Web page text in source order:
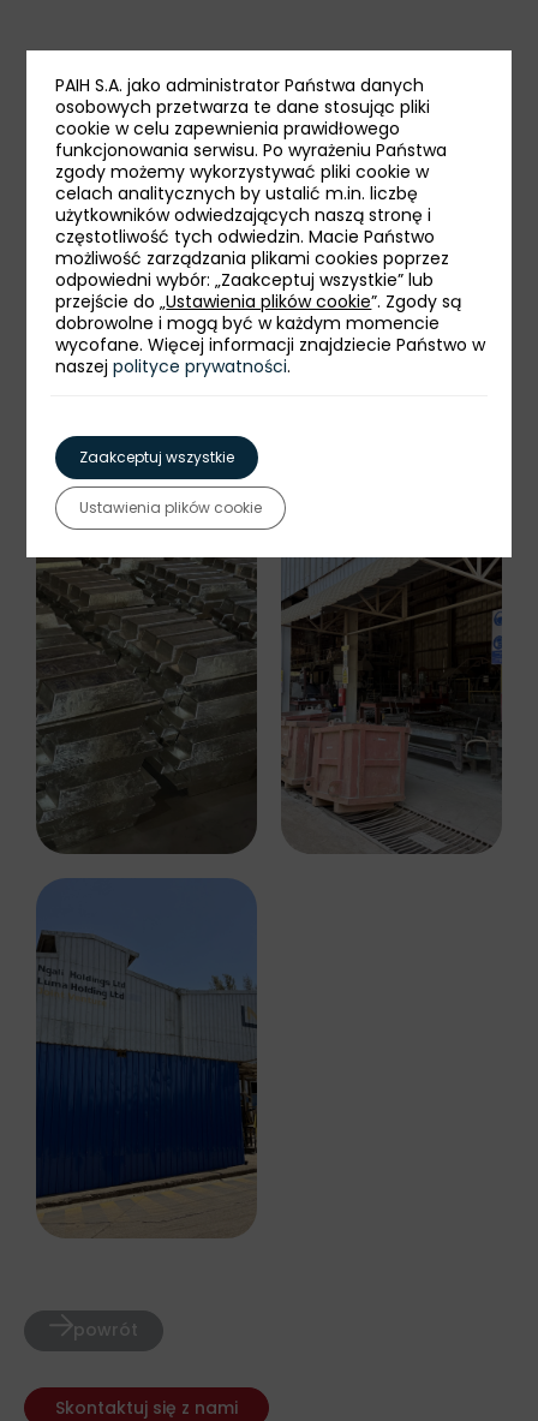
Galeria zdjęć:
powrót
Skontaktuj się z nami
PAIH S.A. jako administrator Państwa danych
osobowych przetwarza te dane stosując pliki
cookie w celu zapewnienia prawidłowego
funkcjonowania serwisu. Po wyrażeniu Państwa
zgody możemy wykorzystywać pliki cookie w
celach analitycznych by ustalić m.in. liczbę
użytkowników odwiedzających naszą stronę i
częstotliwość tych odwiedzin. Macie Państwo
możliwość zarządzania plikami cookies poprzez
odpowiedni wybór: „Zaakceptuj wszystkie” lub
przejście do „Ustawienia plików cookie”. Zgody są
dobrowolne i mogą być w każdym momencie
wycofane. Więcej informacji znajdziecie Państwo w
naszejpolityce prywatności.
Zaakceptuj wszystkie
Ustawienia plików cookie